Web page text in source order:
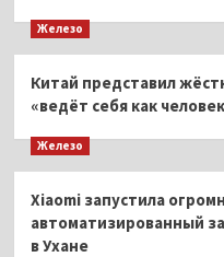
Железо
Китай представил
«ведёт себя как
Железо
Xiaomi запустила
автоматизированный
в Ухане